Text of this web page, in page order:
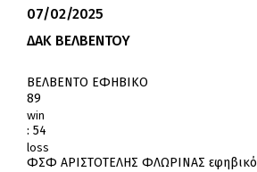
07/02/2025
ΔΑΚ ΒΕΛΒΕΝΤΟΥ
ΒΕΛΒΕΝΤΟ ΕΦΗΒΙΚΟ
89
win
: 54
loss
ΦΣΦ ΑΡΙΣΤΟΤΕΛΗΣ ΦΛΩΡΙΝΑΣ εφηβικό